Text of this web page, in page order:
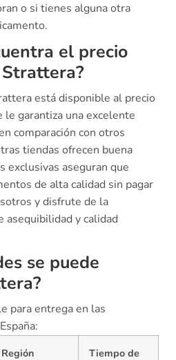
o si tienes alguna otra
el precio
está disponible al precio
garantiza una excelente
comparación con otros
tiendas ofrecen buena
exclusivas aseguran que
de alta calidad sin pagar
y disfrute de la
asequibilidad y calidad
se puede
para entrega en las
Región
Tiempo de